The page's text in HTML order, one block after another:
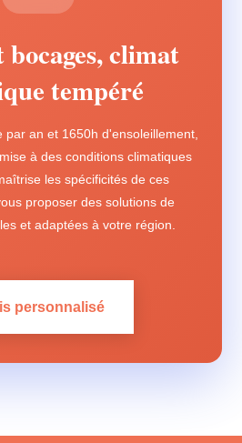
bocages, climat
tempéré
par an et 1650h d'ensoleillement,
à des conditions climatiques
les spécificités de ces
proposer des solutions de
et adaptées à votre région.
personnalisé